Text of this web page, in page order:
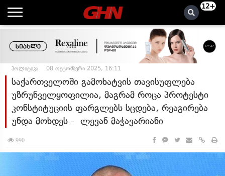
12+
პოლიტიკა 08 ოქტომბერი 2025, 16:11
საქართველოში გამოხატვის თავისუფლება
უზრუნველყოფილია, მაგრამ როცა პროტესტი
კონსტიტუციის ფარგლებს სცდება, რეაგირება
უნდა მოხდეს - ლევან მაჭავარიანი
990